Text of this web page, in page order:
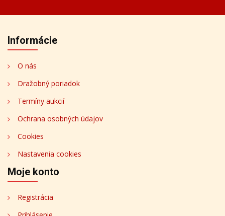
Informácie
O nás
Dražobný poriadok
Termíny aukcií
Ochrana osobných údajov
Cookies
Nastavenia cookies
Moje konto
Registrácia